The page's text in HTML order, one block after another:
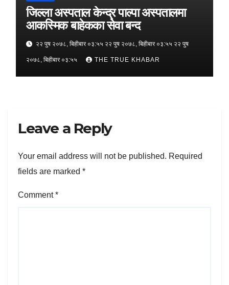
जिल्ला अस्पताल केन्द्र पाल्पा अस्पतालमा
आकस्मिक बाहेकका सेवा बन्द
२२ पुष २०७८, बिहीबार ०३:५५ २२ पुष २०७८, बिहीबार ०३:५५ २२ पुष
२०७८, बिहीबार ०३:५५ THE TRUE KHABAR
Leave a Reply
Your email address will not be published. Required
fields are marked *
Comment*